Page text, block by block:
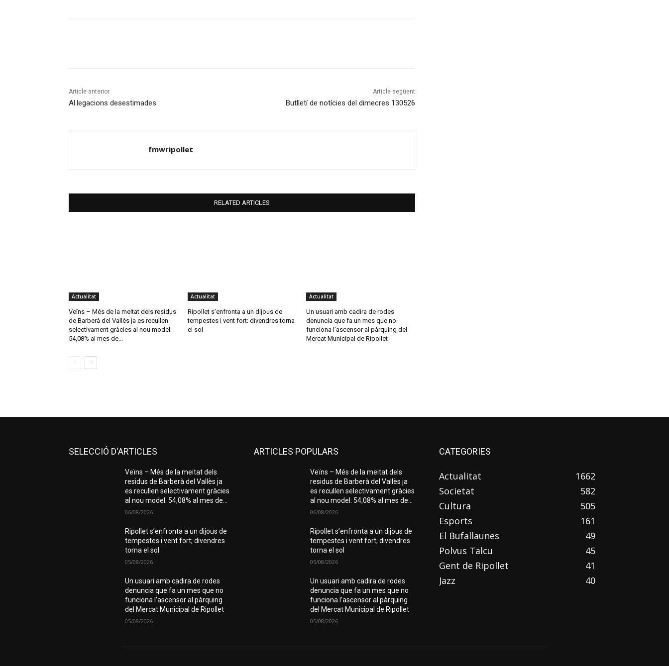
Article anterior
Al.legacions desestimades
Article següent
Butlletí de notícies del dimecres 130526
fmwripollet
RELATED ARTICLES
Actualitat
Veïns – Més de la meitat dels residus
de Barberà del Vallès ja es recullen
selectivament gràcies al nou model:
54,08% al mes de...
Actualitat
Ripollet s’enfronta a un dijous de
tempestes i vent fort; divendres torna
el sol
Actualitat
Un usuari amb cadira de rodes
denuncia que fa un mes que no
funciona l’ascensor al pàrquing del
Mercat Municipal de Ripollet
SELECCIÓ D'ARTICLES
Veïns – Més de la meitat dels
residus de Barberà del Vallès ja
es recullen selectivament gràcies
al nou model: 54,08% al mes de...
06/08/2026
Ripollet s’enfronta a un dijous de
tempestes i vent fort; divendres
torna el sol
05/08/2026
Un usuari amb cadira de rodes
denuncia que fa un mes que no
funciona l’ascensor al pàrquing
del Mercat Municipal de Ripollet
05/08/2026
ARTICLES POPULARS
Veïns – Més de la meitat dels
residus de Barberà del Vallès ja
es recullen selectivament gràcies
al nou model: 54,08% al mes de...
06/08/2026
Ripollet s’enfronta a un dijous de
tempestes i vent fort; divendres
torna el sol
05/08/2026
Un usuari amb cadira de rodes
denuncia que fa un mes que no
funciona l’ascensor al pàrquing
del Mercat Municipal de Ripollet
05/08/2026
CATEGORIES
Actualitat
1662
Societat
582
Cultura
505
Esports
161
El Bufallaunes
49
Polvus Talcu
45
Gent de Ripollet
41
Jazz
40